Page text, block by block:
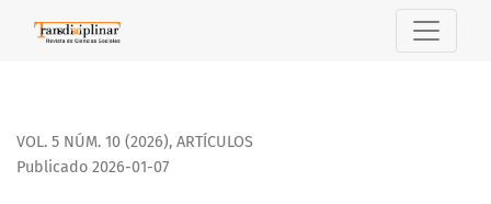
Abordaje clínico transdisciplinario en un caso de
VOL. 5 NÚM. 10 (2026), ARTÍCULOS
Publicado 2026-01-07